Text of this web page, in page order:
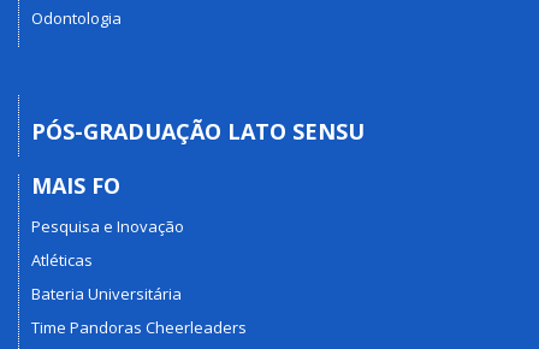
Odontologia
PÓS-GRADUAÇÃO LATO SENSU
MAIS FO
Pesquisa e Inovação
Atléticas
Bateria Universitária
Time Pandoras Cheerleaders